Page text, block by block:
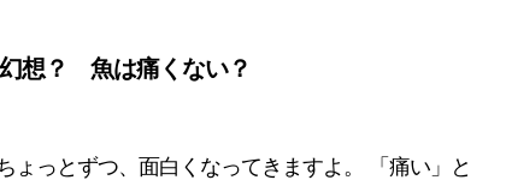
想？ 魚は痛くない？
ょっとずつ、面白くなってきますよ。 「痛い」と